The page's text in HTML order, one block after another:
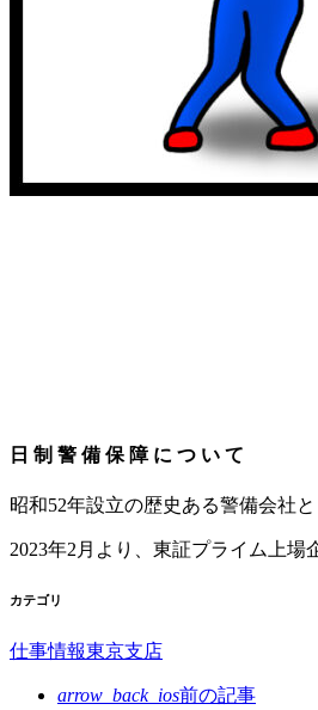
⽇ 制 警 備 保 障 に つ い て
昭和52年設⽴の歴史ある警備会社
2023年2⽉より、東証プライム上
カテゴリ
仕事情報東京支店
arrow_back_ios前の記事